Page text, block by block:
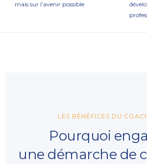
mais sur l’avenir possible
LES BÉNÉFICES DU
Pourquoi
une démarche de